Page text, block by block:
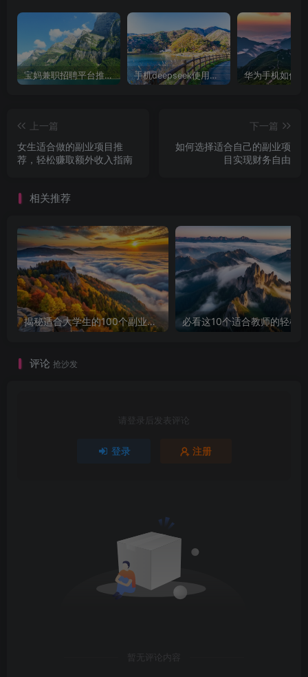
宝妈兼职招聘平台推荐，轻松找到理想工作！ 手机deepseek使用全攻略，轻松实现画图与炒股功能
上一篇
女生适合做的副业项目推
荐，轻松赚取额外收入指南
下一篇
如何选择适合自己的副业项
目实现财务自由
相关推荐
揭秘适合大学生的100个副业项目，让你轻松赚钱！
评论 抢沙发
请登录后发表评论
登录 注册
暂无评论内容